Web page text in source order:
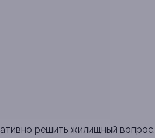
решить жилищный вопрос.